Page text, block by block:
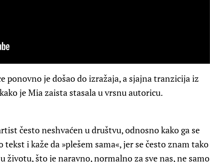
ponovno je došao do izražaja, a sjajna tranzicija iz
je Mia zaista stasala u vrsnu autoricu.
često neshvaćen u društvu, odnosno kako ga se
i kaže da »plešem sama«, jer se često znam tako
životu, što je naravno, normalno za sve nas, ne samo